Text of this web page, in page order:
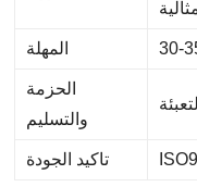
المهلة
الحزمة
والتسليم
تاكيد الجودة